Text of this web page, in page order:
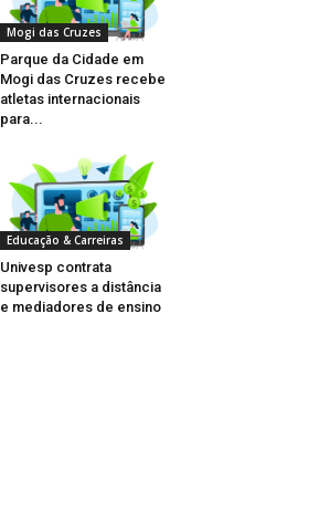
Mogi das Cruzes
Parque da Cidade em
Mogi das Cruzes recebe
atletas internacionais
para...
Educação & Carreiras
Univesp contrata
supervisores a distância
e mediadores de ensino